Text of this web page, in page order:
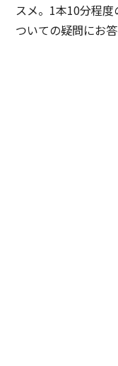
スメ。1本10分程
ついての疑問にお答